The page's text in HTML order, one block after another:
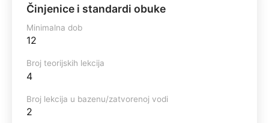
Činjenice i standardi obuke
Minimalna dob
12
Broj teorijskih lekcija
4
Broj lekcija u bazenu/zatvorenoj vodi
2